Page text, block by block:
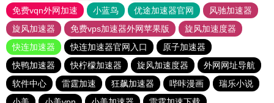
免费vqn外网加速
小蓝鸟 优途加速器官网
风驰加速器
旋风加速器
免费vps加速器外网苹果版
旋风加速度器
快连加速器
快连加速器官网入口
原子加速器
快鸭加速器
快柠檬加速器 旋风加速度器
外网网址导航
软件中心
雷霆加速 狂飙加速器 哔咔漫画
瑞乐小说